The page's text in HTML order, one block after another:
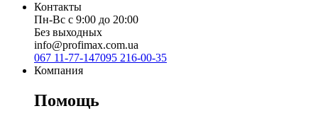
Контакты
Пн-Вс с 9:00 до 20:00
Без выходных
info@profimax.com.ua
067 11-77-147095 216-00-35
Компания
Помощь